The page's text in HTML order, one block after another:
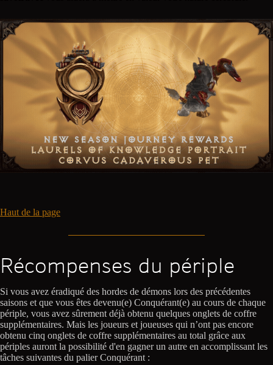
Haut de la page
Récompenses du périple
Si vous avez éradiqué des hordes de démons lors des précédentes
saisons et que vous êtes devenu(e) Conquérant(e) au cours de chaque
périple, vous avez sûrement déjà obtenu quelques onglets de coffre
supplémentaires. Mais les joueurs et joueuses qui n’ont pas encore
obtenu cinq onglets de coffre supplémentaires au total grâce aux
périples auront la possibilité d'en gagner un autre en accomplissant les
tâches suivantes du palier Conquérant :